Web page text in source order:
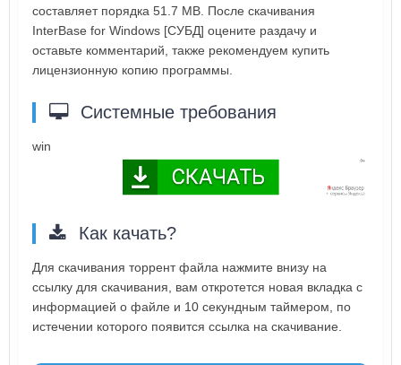
составляет порядка 51.7 MB. После скачивания
InterBase for Windows [СУБД] оцените раздачу и
оставьте комментарий, также рекомендуем купить
лицензионную копию программы.
Системные требования
win
Как качать?
Для скачивания торрент файла нажмите внизу на
ссылку для скачивания, вам откротется новая вкладка с
информацией о файле и 10 секундным таймером, по
истечении которого появится ссылка на скачивание.